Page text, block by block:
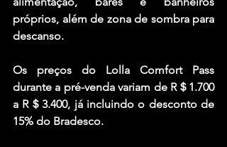
próprios, além de zona de sombra para
descanso.
Os preços do Lolla Comfort Pass
durante a pré-venda variam de R＄1.700
a R＄3.400, já incluindo o desconto de
15% do Bradesco.